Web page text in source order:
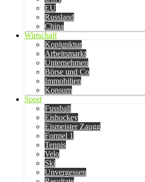
EU
Russland
China
Wirtschaft
Konjunktur
Arbeitsmarkt
Unternehmen
Börse und Co
Immobilien
Konsum
Sport
Fussball
Eishockey
Eismeister Zaugg
Formel 1
Tennis
Velo
Ski
Unvergessen